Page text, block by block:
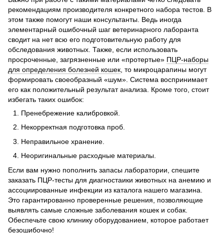
рекомендациям производителя конкретного набора тестов. В
этом также помогут наши консультанты. Ведь иногда
элементарный ошибочный шаг ветеринарного лаборанта
сводит на нет всю его подготовительную работу для
обследования животных. Также, если использовать
просроченные, загрязненные или «протертые» ПЦР-наборы
для определения болезней кошек , то микроцарапины могут
формировать своеобразный «шум». Система воспринимает
его как положительный результат анализа. Кроме того, стоит
избегать таких ошибок:
Пренебрежение калибровкой.
Некорректная подготовка проб.
Неправильное хранение.
Неоригинальные расходные материалы.
Если вам нужно пополнить запасы лаборатории, спешите
заказать ПЦР-тесты для диагностаики животных на анемию и
ассоциированные инфекции из каталога нашего магазина.
Это гарантированно проверенные решения, позволяющие
выявлять самые сложные заболевания кошек и собак.
Обеспечьте свою клинику оборудованием, которое работает
безошибочно!